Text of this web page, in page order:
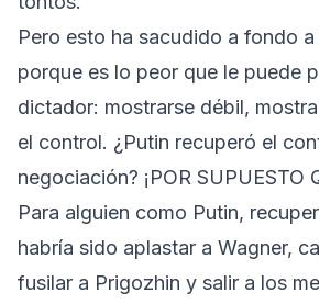
Pero esto ha sacudido a fondo
porque es lo peor que le puede
dictador: mostrarse débil,
el control. ¿Putin recuperó el
negociación? ¡POR SUPUESTO
Para alguien como Putin,
habría sido aplastar a Wagner,
fusilar a Prigozhin y salir a los